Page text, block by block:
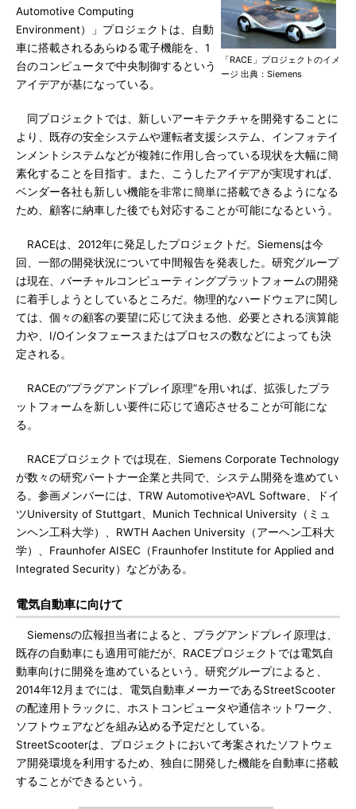
「RACE」プロジェクトのイメ
ージ 出典：Siemens
Automotive Computing
Environment）」プロジェクトは、自動
車に搭載されるあらゆる電子機能を、1
台のコンピュータで中央制御するという
アイデアが基になっている。
同プロジェクトでは、新しいアーキテクチャを開発することに
より、既存の安全システムや運転者支援システム、インフォテイ
ンメントシステムなどが複雑に作用し合っている現状を大幅に簡
素化することを目指す。また、こうしたアイデアが実現すれば、
ベンダー各社も新しい機能を非常に簡単に搭載できるようになる
ため、顧客に納車した後でも対応することが可能になるという。
RACEは、2012年に発足したプロジェクトだ。Siemensは今
回、一部の開発状況について中間報告を発表した。研究グループ
は現在、バーチャルコンピューティングプラットフォームの開発
に着手しようとしているところだ。物理的なハードウェアに関し
ては、個々の顧客の要望に応じて決まる他、必要とされる演算能
力や、I/Oインタフェースまたはプロセスの数などによっても決
定される。
RACEの“プラグアンドプレイ原理”を用いれば、拡張したプラ
ットフォームを新しい要件に応じて適応させることが可能にな
る。
RACEプロジェクトでは現在、Siemens Corporate Technology
が数々の研究パートナー企業と共同で、システム開発を進めてい
る。参画メンバーには、TRW AutomotiveやAVL Software、ドイ
ツUniversity of Stuttgart、Munich Technical University（ミュ
ンヘン工科大学）、RWTH Aachen University（アーヘン工科大
学）、Fraunhofer AISEC（Fraunhofer Institute for Applied and
Integrated Security）などがある。
電気自動車に向けて
Siemensの広報担当者によると、プラグアンドプレイ原理は、
既存の自動車にも適用可能だが、RACEプロジェクトでは電気自
動車向けに開発を進めているという。研究グループによると、
2014年12月までには、電気自動車メーカーであるStreetScooter
の配達用トラックに、ホストコンピュータや通信ネットワーク、
ソフトウェアなどを組み込める予定だとしている。
StreetScooterは、プロジェクトにおいて考案されたソフトウェ
ア開発環境を利用するため、独自に開発した機能を自動車に搭載
することができるという。